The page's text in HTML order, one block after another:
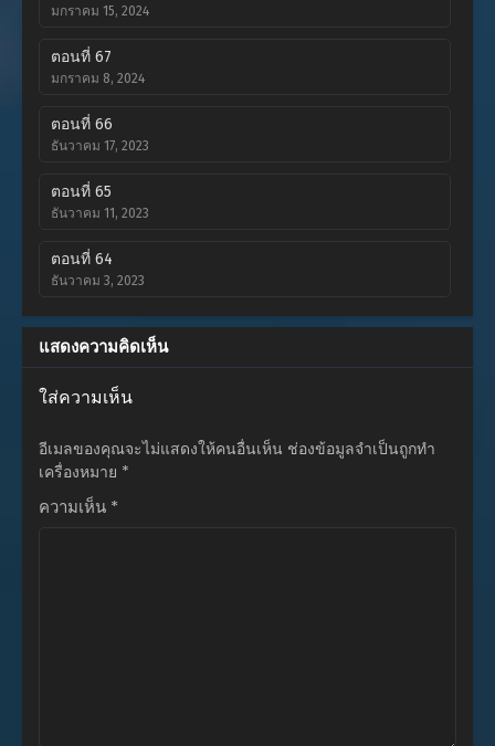
มกราคม 15, 2024
ตอนที่ 67
มกราคม 8, 2024
ตอนที่ 66
ธันวาคม 17, 2023
ตอนที่ 65
ธันวาคม 11, 2023
ตอนที่ 64
ธันวาคม 3, 2023
ตอนที่ 63
พฤศจิกายน 13, 2023
ตอนที่ 62
ตอนที่ 61
พฤศจิกายน 13, 2023
แสดงความคิดเห็น
ใส่ความเห็น
อีเมลของคุณจะไม่แสดงให้คนอื่นเห็น ช่องข้อมูลจำเป็นถูกทำ
เครื่องหมาย *
ความเห็น *